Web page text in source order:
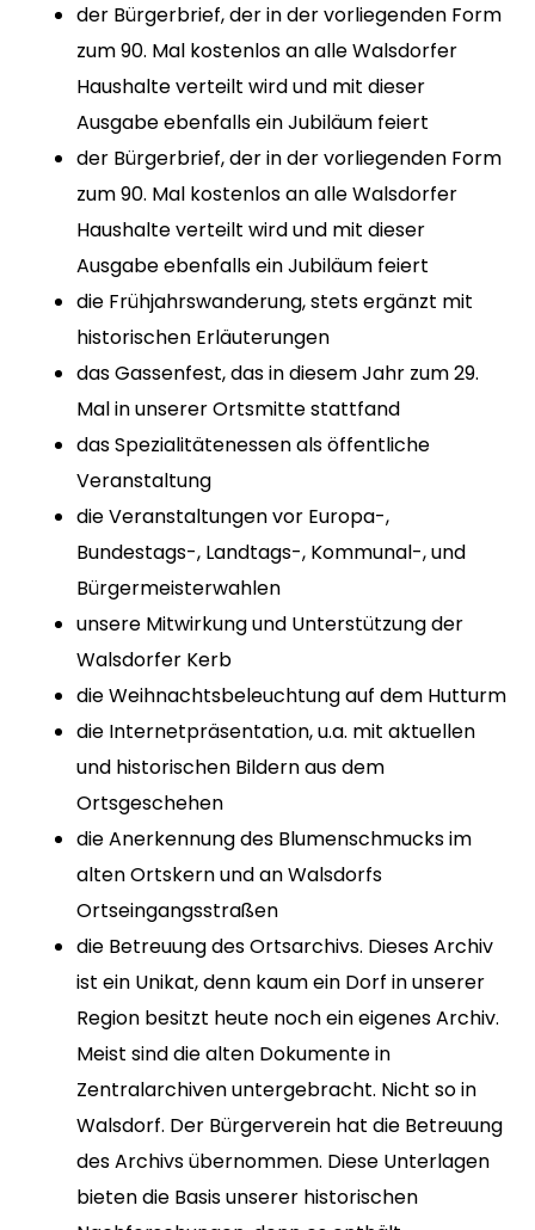
der Bürgerbrief, der in der vorliegenden Form
zum 90. Mal kostenlos an alle Walsdorfer
Haushalte verteilt wird und mit dieser
Ausgabe ebenfalls ein Jubiläum feiert
der Bürgerbrief, der in der vorliegenden Form
zum 90. Mal kostenlos an alle Walsdorfer
Haushalte verteilt wird und mit dieser
Ausgabe ebenfalls ein Jubiläum feiert
die Frühjahrswanderung, stets ergänzt mit
historischen Erläuterungen
das Gassenfest, das in diesem Jahr zum 29.
Mal in unserer Ortsmitte stattfand
das Spezialitätenessen als öffentliche
Veranstaltung
die Veranstaltungen vor Europa-,
Bundestags-, Landtags-, Kommunal-, und
Bürgermeisterwahlen
unsere Mitwirkung und Unterstützung der
Walsdorfer Kerb
die Weihnachtsbeleuchtung auf dem Hutturm
die Internetpräsentation, u.a. mit aktuellen
und historischen Bildern aus dem
Ortsgeschehen
die Anerkennung des Blumenschmucks im
alten Ortskern und an Walsdorfs
Ortseingangsstraßen
die Betreuung des Ortsarchivs. Dieses Archiv
ist ein Unikat, denn kaum ein Dorf in unserer
Region besitzt heute noch ein eigenes Archiv.
Meist sind die alten Dokumente in
Zentralarchiven untergebracht. Nicht so in
Walsdorf. Der Bürgerverein hat die Betreuung
des Archivs übernommen. Diese Unterlagen
bieten die Basis unserer historischen